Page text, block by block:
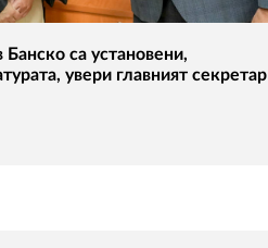
са установени,
увери главният секретар